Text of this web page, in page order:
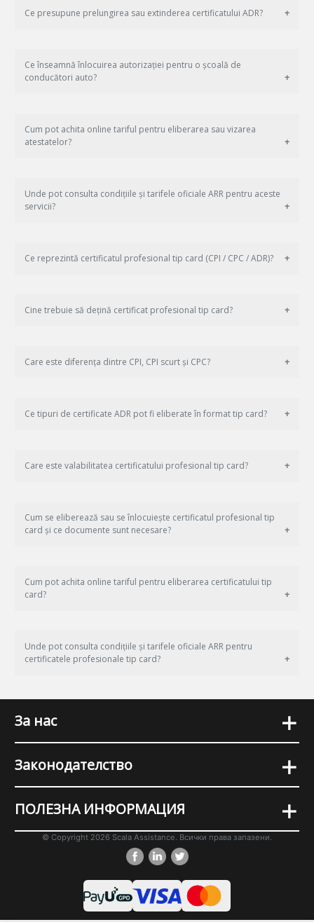
Ce presupune prelungirea sau extinderea certificatului ADR?
Ce înseamnă înlocuirea autorizației pentru o școală de
conducători auto?
Cum pot achita online tariful pentru eliberarea sau vizarea
atestatelor?
Unde pot consulta condițiile și tarifele oficiale ARR pentru aceste
servicii?
Ce reprezintă certificatul profesional tip card (CPI / CPC / ADR)?
Cine trebuie să dețină certificat profesional tip card?
Care este diferența dintre CPI, CPI scurt și CPC?
Ce tipuri de certificate ADR pot fi eliberate în format tip card?
Care este valabilitatea certificatului profesional tip card?
Cum se eliberează sau se înlocuiește certificatul profesional tip
card și ce documente sunt necesare?
Cum pot achita online tariful pentru eliberarea certificatului tip
card?
Unde pot consulta condițiile și tarifele oficiale ARR pentru
certificatele profesionale tip card?
За нас +
Законодателство +
ПОЛЕЗНА ИНФОРМАЦИЯ +
© Copyright 2026 Scala Assistance. Всички права запазени.